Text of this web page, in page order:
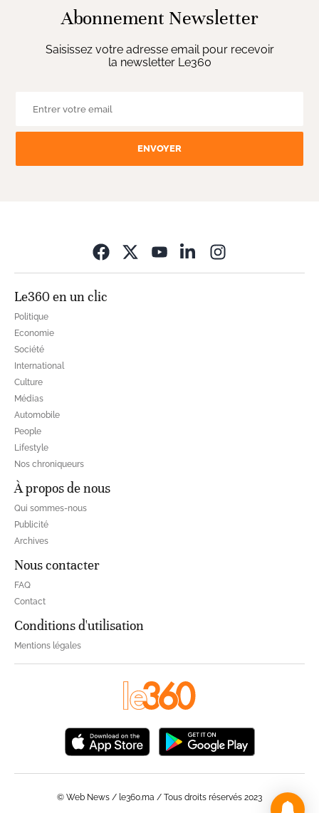
Abonnement Newsletter
Saisissez votre adresse email pour recevoir
la newsletter Le360
ENVOYER
Le360 en un clic
Politique
Economie
Société
International
Culture
Médias
Automobile
People
Lifestyle
Nos chroniqueurs
À propos de nous
Qui sommes-nous
Publicité
Archives
Nous contacter
FAQ
Contact
Conditions d'utilisation
Mentions légales
© Web News / le360.ma / Tous droits réservés 2023